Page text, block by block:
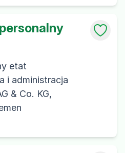
etat
i administracja
& Co. KG,